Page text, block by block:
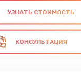
устройства, и
ремонт уже сегодня!
УЗНАТЬ СТОИМОСТЬ
КОНСУЛЬТАЦИЯ